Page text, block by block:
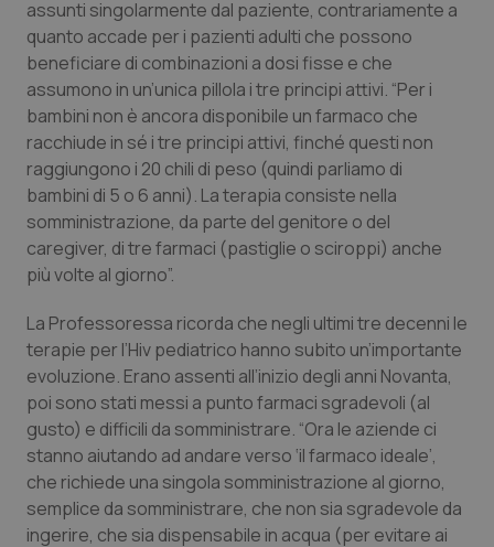
Valle D’Aosta
Veneto
Oncodermatologia
Oncoematologia
Oncologia & Nutrizione
Psoriasi & pelle
Quotidiano Cardiologia
Quotidiano Chirurgia
Quotidiano Oncologia
Quotidiano Pediatria
Rene & patologie urogenitali
assunti singolarmente dal paziente, contrariamente a
quanto accade per i pazienti adulti che possono
beneficiare di combinazioni a dosi fisse e che
assumono in un’unica pillola i tre principi attivi. “Per i
bambini non è ancora disponibile un farmaco che
racchiude in sé i tre principi attivi, finché questi non
raggiungono i 20 chili di peso (quindi parliamo di
bambini di 5 o 6 anni). La terapia consiste nella
somministrazione, da parte del genitore o del
caregiver, di tre farmaci (pastiglie o sciroppi) anche
più volte al giorno”.
La Professoressa ricorda che negli ultimi tre decenni le
terapie per l’Hiv pediatrico hanno subito un’importante
evoluzione. Erano assenti all’inizio degli anni Novanta,
poi sono stati messi a punto farmaci sgradevoli (al
gusto) e difficili da somministrare. “Ora le aziende ci
stanno aiutando ad andare verso ‘il farmaco ideale’,
che richiede una singola somministrazione al giorno,
semplice da somministrare, che non sia sgradevole da
ingerire, che sia dispensabile in acqua (per evitare ai